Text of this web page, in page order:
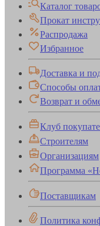
Каталог
Прокат
Распродажа
Избранное
Доставка и
Способы
Возврат и
Клуб
Строителям
Организациям
Программа
Поставщикам
Политика